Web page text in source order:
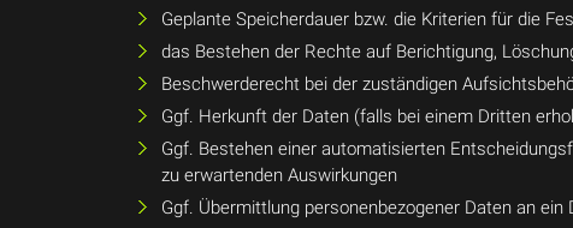
Geplante Speicherdauer bzw. die Kriterien für die
das Bestehen der Rechte auf Berichtigung,
Beschwerderecht bei der zuständigen
Ggf. Herkunft der Daten (falls bei einem Dritten
Ggf. Bestehen einer automatisierten
zu erwartenden Auswirkungen
Ggf. Übermittlung personenbezogener Daten an